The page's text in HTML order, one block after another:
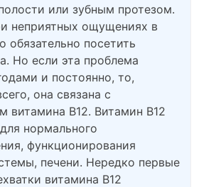
или зубным протезом.
неприятных ощущениях в
обязательно посетить
Но если эта проблема
и постоянно, то,
она связана с
витамина В12. Витамин В12
нормального
функционирования
печени. Нередко первые
витамина В12